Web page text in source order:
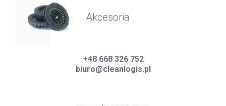
Akcesoria
+48 668 326 752
biuro@cleanlogis.pl